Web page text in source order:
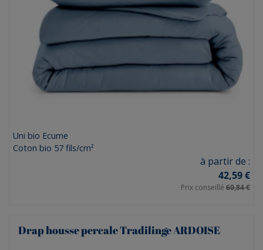
Uni bio Ecume
Coton bio 57 fils/cm²
à partir de :
42,59 €
Prix conseillé 60,84 €
Drap housse percale Tradilinge ARDOISE